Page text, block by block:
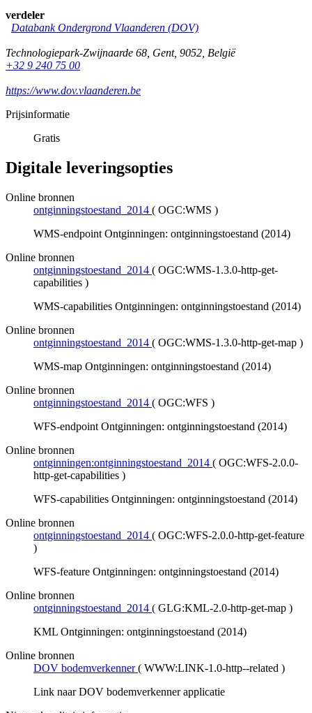
verdeler
Databank Ondergrond Vlaanderen (DOV)
Technologiepark-Zwijnaarde 68, Gent, 9052, België
+32 9 240 75 00
https://www.dov.vlaanderen.be
Prijsinformatie
Gratis
Digitale leveringsopties
Online bronnen
ontginningstoestand_2014 ( OGC:WMS )
WMS-endpoint Ontginningen: ontginningstoestand (2014)
Online bronnen
ontginningstoestand_2014 ( OGC:WMS-1.3.0-http-get-
capabilities )
WMS-capabilities Ontginningen: ontginningstoestand (2014)
Online bronnen
ontginningstoestand_2014 ( OGC:WMS-1.3.0-http-get-map )
WMS-map Ontginningen: ontginningstoestand (2014)
Online bronnen
ontginningstoestand_2014 ( OGC:WFS )
WFS-endpoint Ontginningen: ontginningstoestand (2014)
Online bronnen
ontginningen:ontginningstoestand_2014 ( OGC:WFS-2.0.0-
http-get-capabilities )
WFS-capabilities Ontginningen: ontginningstoestand (2014)
Online bronnen
ontginningstoestand_2014 ( OGC:WFS-2.0.0-http-get-feature
)
WFS-feature Ontginningen: ontginningstoestand (2014)
Online bronnen
ontginningstoestand_2014 ( GLG:KML-2.0-http-get-map )
KML Ontginningen: ontginningstoestand (2014)
Online bronnen
DOV bodemverkenner ( WWW:LINK-1.0-http--related )
Link naar DOV bodemverkenner applicatie